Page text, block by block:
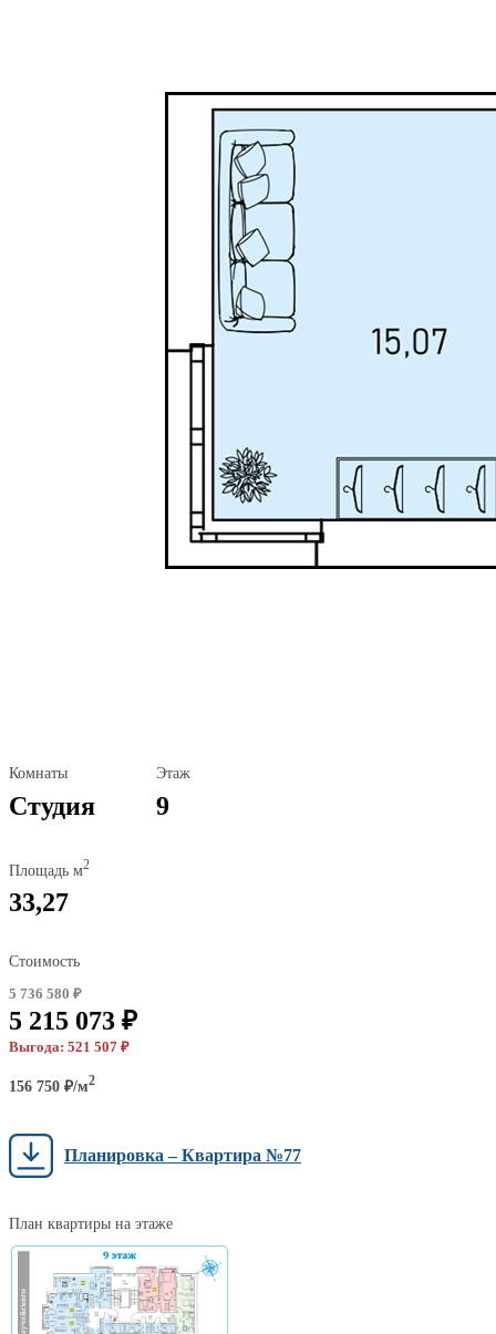
Комнаты
Студия
Этаж
9
Площадь м2
33,27
Стоимость
5 736 580 ₽
5 215 073 ₽
Выгода: 521 507 ₽
156 750 ₽/м2
Планировка – Квартира №77
План квартиры на этаже